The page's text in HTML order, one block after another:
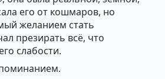
его от кошмаров, но
желанием стать
презирать всё, что
слабости.